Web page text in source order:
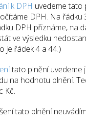
k DPH uvedeme tato
DPH. Na řádku
DPH přiznáme, na
ve výsledku
je řádek 4 a 44.)
tato plnění uvedeme
na hodnotu plnění.
Kč.
tato plnění